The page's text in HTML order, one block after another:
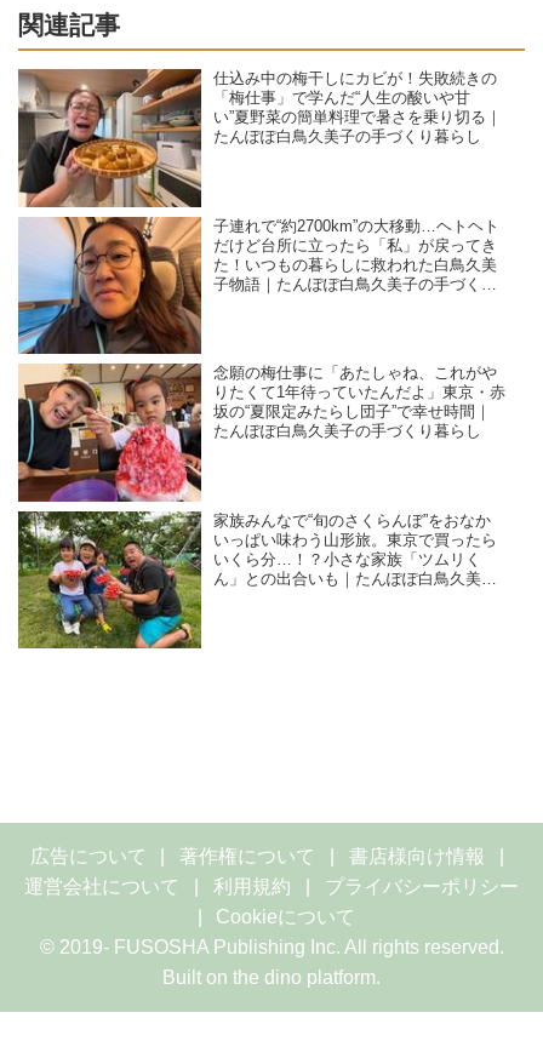
関連記事
仕込み中の梅干しにカビが！失敗続きの
「梅仕事」で学んだ“人生の酸いや甘
い”夏野菜の簡単料理で暑さを乗り切る｜
たんぽぽ白鳥久美子の手づくり暮らし
子連れで“約2700km”の大移動…ヘトヘト
だけど台所に立ったら「私」が戻ってき
た！いつもの暮らしに救われた白鳥久美
子物語｜たんぽぽ白鳥久美子の手づくり
念願の梅仕事に「あたしゃね、これがや
りたくて1年待っていたんだよ」東京・赤
坂の“夏限定みたらし団子”で幸せ時間｜
たんぽぽ白鳥久美子の手づくり暮らし
家族みんなで“旬のさくらんぼ”をおなか
いっぱい味わう山形旅。東京で買ったら
いくら分…！？小さな家族「ツムリく
ん」との出合いも｜たんぽぽ白鳥久美子
広告について 著作権について
書店様向け情報
運営会社について
利用規約
プライバシーポリシー
Cookieについて
© 2019- FUSOSHA Publishing Inc. All rights reserved.
Built on the dino platform.